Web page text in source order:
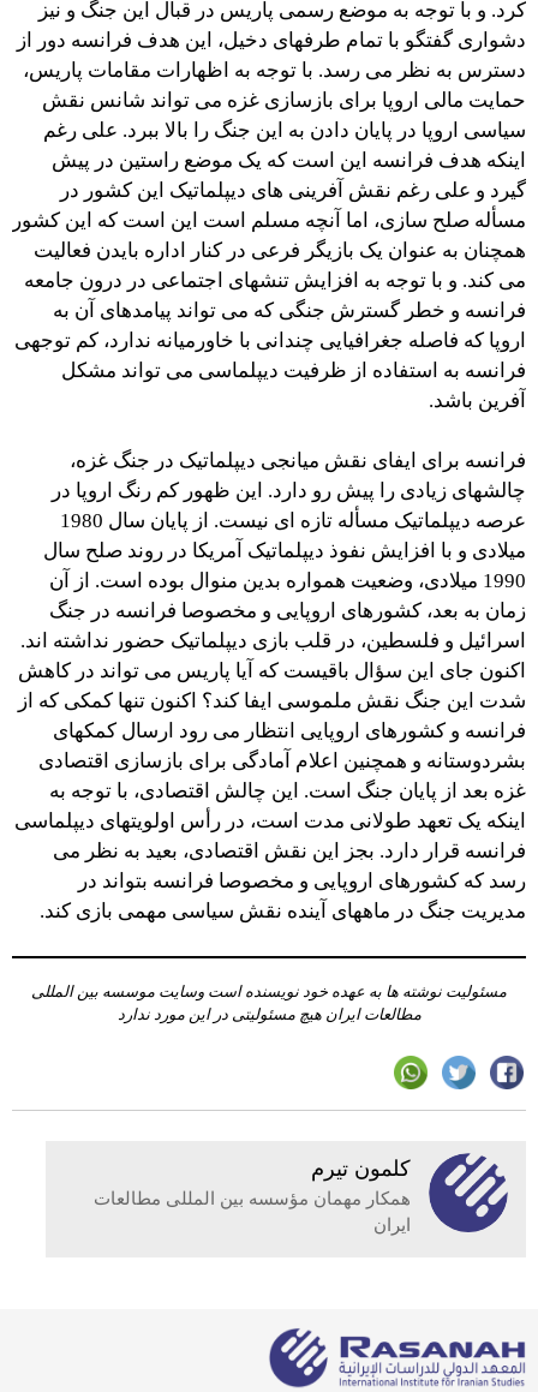
کرد. و با توجه به موضع رسمی پاریس در قبال این جنگ و نیز
دشواری گفتگو با تمام طرفهای دخیل، این هدف فرانسه دور از
دسترس به نظر می رسد. با توجه به اظهارات مقامات پاریس،
حمایت مالی اروپا برای بازسازی غزه می تواند شانس نقش
سیاسی اروپا در پایان دادن به این جنگ را بالا ببرد. علی رغم
اینکه هدف فرانسه این است که یک موضع راستین در پیش
گیرد و علی رغم نقش آفرینی های دیپلماتیک این کشور در
مسأله صلح سازی، اما آنچه مسلم است این است که این کشور
همچنان به عنوان یک بازیگر فرعی در کنار اداره بایدن فعالیت
می کند. و با توجه به افزایش تنشهای اجتماعی در درون جامعه
فرانسه و خطر گسترش جنگی که می تواند پیامدهای آن به
اروپا که فاصله جغرافیایی چندانی با خاورمیانه ندارد، کم توجهی
فرانسه به استفاده از ظرفیت دیپلماسی می تواند مشکل
آفرین باشد.
فرانسه برای ایفای نقش میانجی دیپلماتیک در جنگ غزه،
چالشهای زیادی را پیش رو دارد. این ظهور کم رنگ اروپا در
عرصه دیپلماتیک مسأله تازه ای نیست. از پایان سال 1980
میلادی و با افزایش نفوذ دیپلماتیک آمریکا در روند صلح سال
1990 میلادی، وضعیت همواره بدین منوال بوده است. از آن
زمان به بعد، کشورهای اروپایی و مخصوصا فرانسه در جنگ
اسرائیل و فلسطین، در قلب بازی دیپلماتیک حضور نداشته اند.
اکنون جای این سؤال باقیست که آیا پاریس می تواند در کاهش
شدت این جنگ نقش ملموسی ایفا کند؟ اکنون تنها کمکی که از
فرانسه و کشورهای اروپایی انتظار می رود ارسال کمکهای
بشردوستانه و همچنین اعلام آمادگی برای بازسازی اقتصادی
غزه بعد از پایان جنگ است. این چالش اقتصادی، با توجه به
اینکه یک تعهد طولانی مدت است، در رأس اولویتهای دیپلماسی
فرانسه قرار دارد. بجز این نقش اقتصادی، بعید به نظر می
رسد که کشورهای اروپایی و مخصوصا فرانسه بتواند در
مدیریت جنگ در ماههای آینده نقش سیاسی مهمی بازی کند.
مسئولیت نوشته ها به عهده خود نویسنده است وسایت موسسه بین المللی
مطالعات ایران هیچ مسئولیتی در این مورد ندارد
کلمون تیرم
همکار مهمان مؤسسه بین المللی مطالعات
ایران